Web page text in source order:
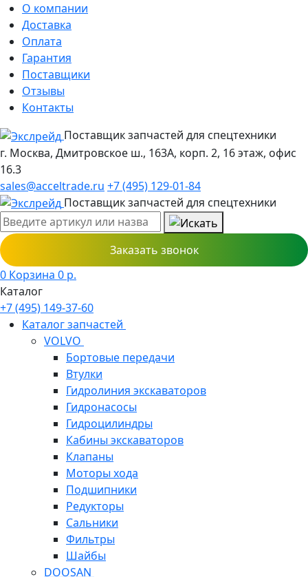
О компании
Доставка
Оплата
Гарантия
Поставщики
Отзывы
Контакты
Поставщик запчастей для спецтехники
г. Москва, Дмитровское ш., 163А, корп. 2, 16 этаж, офис
16.3
sales@acceltrade.ru +7 (495) 129-01-84
Поставщик запчастей для спецтехники
Заказать звонок
0 Корзина 0 р.
Каталог
+7 (495) 149-37-60
Каталог запчастей
VOLVO
Бортовые передачи
Втулки
Гидролиния экскаваторов
Гидронасосы
Гидроцилиндры
Кабины экскаваторов
Клапаны
Моторы хода
Подшипники
Редукторы
Сальники
Фильтры
Шайбы
DOOSAN